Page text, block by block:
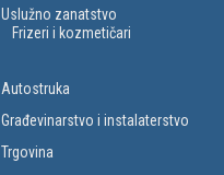
Uslužno zanatstvo
Frizeri i kozmetičari
Autostruka
Građevinarstvo i instalaterstvo
Trgovina